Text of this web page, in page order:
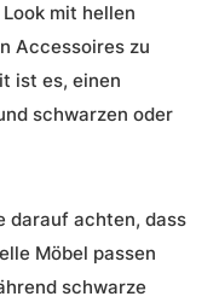
mit hellen
Accessoires zu
ist es, einen
schwarzen oder
darauf achten, dass
Möbel passen
schwarze